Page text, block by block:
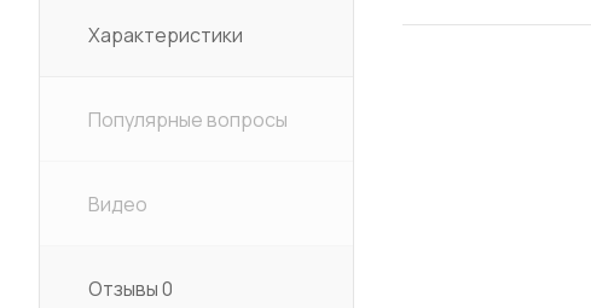
Характеристики
Популярные вопросы
Видео
Отзывы0